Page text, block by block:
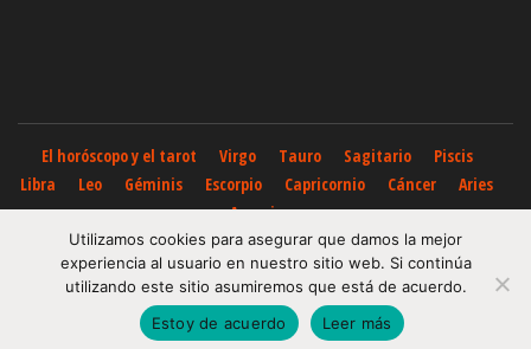
El horóscopo y el tarot Virgo Tauro Sagitario
Piscis
Libra
Leo Géminis Escorpio Capricornio Cáncer
Aries
Acuario
Todo el contenido de horoscoposhoy.org posee derechos de autor.
Queda totalmente prohibida cualquier copia, reproducción o
explotación de este contenido.
Utilizamos cookies para asegurar que damos la mejor
experiencia al usuario en nuestro sitio web. Si continúa
utilizando este sitio asumiremos que está de acuerdo.
Estoy de acuerdo
Leer más